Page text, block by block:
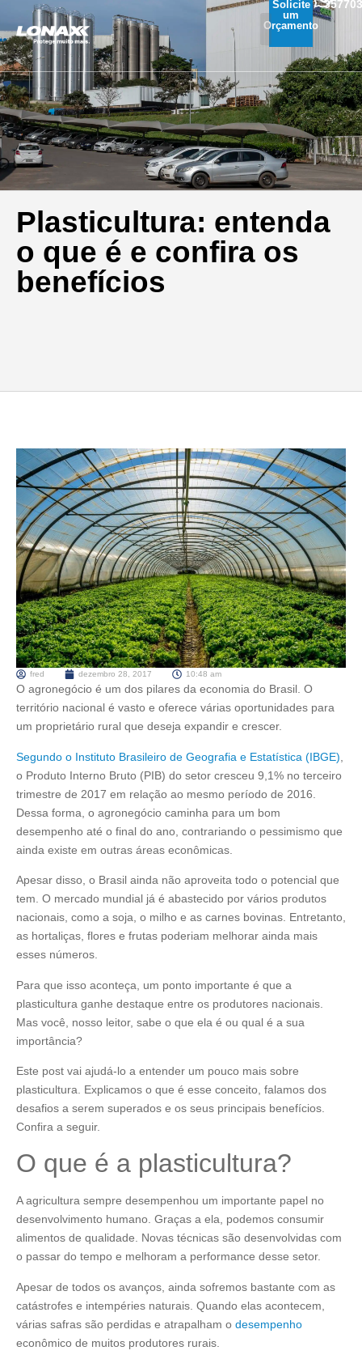
Solicite
um
Orçamento
Plasticultura: entenda
o que é e confira os
benefícios
fred dezembro 28, 2017 10:48 am
O agronegócio é um dos pilares da economia do Brasil. O
território nacional é vasto e oferece várias oportunidades para
um proprietário rural que deseja expandir e crescer.
Segundo o Instituto Brasileiro de Geografia e Estatística (IBGE)
o Produto Interno Bruto (PIB) do setor cresceu 9,1% no terceiro
trimestre de 2017 em relação ao mesmo período de 2016.
Dessa forma, o agronegócio caminha para um bom
desempenho até o final do ano, contrariando o pessimismo que
ainda existe em outras áreas econômicas.
Apesar disso, o Brasil ainda não aproveita todo o potencial que
tem. O mercado mundial já é abastecido por vários produtos
nacionais, como a soja, o milho e as carnes bovinas. Entretanto,
as hortaliças, flores e frutas poderiam melhorar ainda mais
esses números.
Para que isso aconteça, um ponto importante é que a
plasticultura ganhe destaque entre os produtores nacionais.
Mas você, nosso leitor, sabe o que ela é ou qual é a sua
importância?
Este post vai ajudá-lo a entender um pouco mais sobre
plasticultura. Explicamos o que é esse conceito, falamos dos
desafios a serem superados e os seus principais benefícios.
Confira a seguir.
O que é a plasticultura?
A agricultura sempre desempenhou um importante papel no
desenvolvimento humano. Graças a ela, podemos consumir
alimentos de qualidade. Novas técnicas são desenvolvidas com
o passar do tempo e melhoram a performance desse setor.
Apesar de todos os avanços, ainda sofremos bastante com as
catástrofes e intempéries naturais. Quando elas acontecem,
várias safras são perdidas e atrapalham o desempenho
econômico de muitos produtores rurais.